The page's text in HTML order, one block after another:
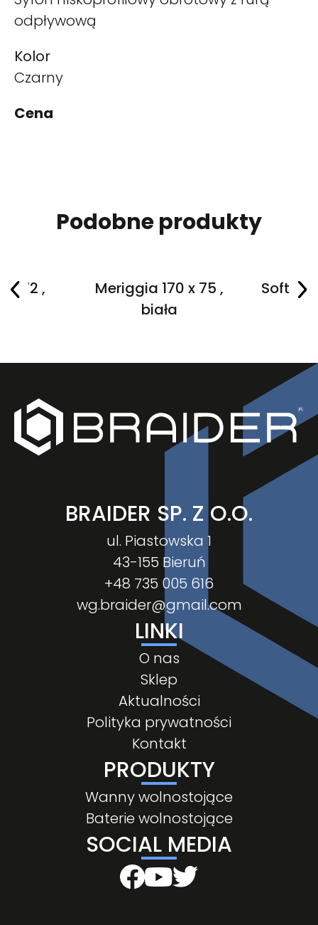
odpływową
Kolor
Czarny
Cena
Podobne produkty
x 72 ,
Meriggia 170 x 75 ,
biała
Softia
BRAIDER SP. Z O.O.
ul. Piastowska 1
43-155 Bieruń
+48 735 005 616
wg.braider@gmail.com
LINKI
O nas
Sklep
Aktualności
Polityka prywatności
Kontakt
PRODUKTY
Wanny wolnostojące
Baterie wolnostojące
SOCIAL MEDIA